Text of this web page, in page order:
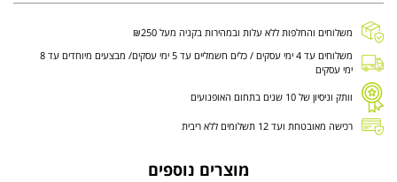
משלוחים והחלפות ללא עלות ובמהירות בקניה מעל ₪250
משלוחים עד 4 ימי עסקים / כלים חשמליים עד 5 ימי עסקים/ מבצעים מיוחדים עד 8
ימי עסקים
וותק וניסיון של 10 שנים בתחום האופנועים
רכישה מאובטחת ועד 12 תשלומים ללא ריבית
מוצרים נוספים